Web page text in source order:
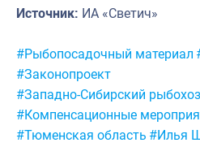
Источник: ИА «Светич»
Метки:
#Рыбопосадочный материал
#Законопроект
#Западно-Сибирский
#Компенсационные
#Тюменская область #Илья